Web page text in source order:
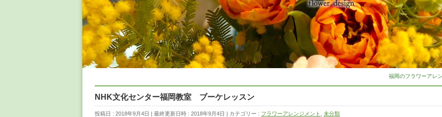
福岡のフラワーアレ
NHK文化センター福岡教室 ブーケレッスン
投稿日 : 2018年9月4日 最終更新日時 : 2018年9月4日 カテゴリー : フラワーアレンジメント 未分類